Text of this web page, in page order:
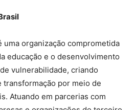
uma organização comprometida
educação e o desenvolvimento
vulnerabilidade, criando
por meio de
Atuando em parcerias com